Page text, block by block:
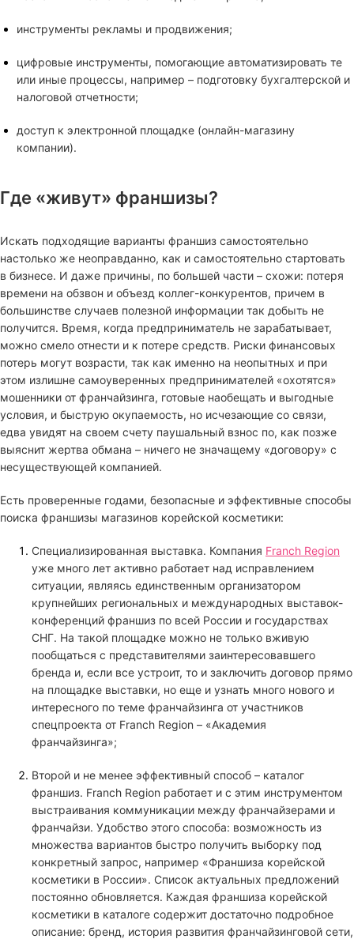
инструменты рекламы и продвижения;
цифровые инструменты, помогающие автоматизировать те
или иные процессы, например – подготовку бухгалтерской и
налоговой отчетности;
доступ к электронной площадке (онлайн-магазину
компании).
Где «живут» франшизы?
Искать подходящие варианты франшиз самостоятельно
настолько же неоправданно, как и самостоятельно стартовать
в бизнесе. И даже причины, по большей части – схожи: потеря
времени на обзвон и объезд коллег-конкурентов, причем в
большинстве случаев полезной информации так добыть не
получится. Время, когда предприниматель не зарабатывает,
можно смело отнести и к потере средств. Риски финансовых
потерь могут возрасти, так как именно на неопытных и при
этом излишне самоуверенных предпринимателей «охотятся»
мошенники от франчайзинга, готовые наобещать и выгодные
условия, и быструю окупаемость, но исчезающие со связи,
едва увидят на своем счету паушальный взнос по, как позже
выяснит жертва обмана – ничего не значащему «договору» с
несуществующей компанией.
Есть проверенные годами, безопасные и эффективные способы
поиска франшизы магазинов корейской косметики:
Специализированная выставка. Компания Franch Region
уже много лет активно работает над исправлением
ситуации, являясь единственным организатором
крупнейших региональных и международных выставок-
конференций франшиз по всей России и государствах
СНГ. На такой площадке можно не только вживую
пообщаться с представителями заинтересовавшего
бренда и, если все устроит, то и заключить договор прямо
на площадке выставки, но еще и узнать много нового и
интересного по теме франчайзинга от участников
спецпроекта от Franch Region – «Академия
франчайзинга»;
Второй и не менее эффективный способ – каталог
франшиз. Franch Region работает и с этим инструментом
выстраивания коммуникации между франчайзерами и
франчайзи. Удобство этого способа: возможность из
множества вариантов быстро получить выборку под
конкретный запрос, например «Франшиза корейской
косметики в России». Список актуальных предложений
постоянно обновляется. Каждая франшиза корейской
косметики в каталоге содержит достаточно подробное
описание: бренд, история развития франчайзинговой сети,